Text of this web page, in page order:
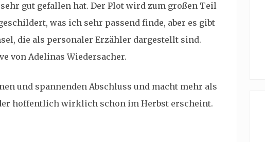
gut gefallen hat. Der Plot wird zum großen Teil
was ich sehr passend finde, aber es gibt
die als personaler Erzähler dargestellt sind.
von Adelinas Wiedersacher.
und spannenden Abschluss und macht mehr als
hoffentlich wirklich schon im Herbst erscheint.